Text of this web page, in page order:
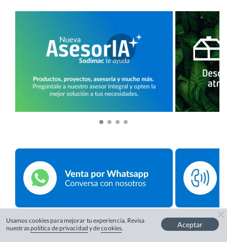
Usamos cookies para mejorar tu experiencia. Revisa
nuestras política de privacidad y decookies. Aceptar